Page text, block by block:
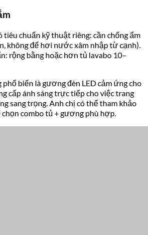
chuẩn kỹ thuật riêng: cần chống ẩm
không để hơi nước xâm nhập từ cạnh).
rộng bằng hoặc hơn tủ lavabo 10–
biến là gương đèn LED cảm ứng cho
cấp ánh sáng trực tiếp cho việc trang
sang trọng. Anh chị có thể tham khảo
chọn combo tủ + gương phù hợp.